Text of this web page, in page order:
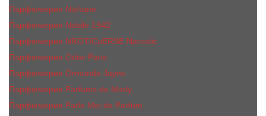
Парфюмерия Nishane
Парфюмерия Nobile 1942
Парфюмерия NROTICuERSE Narcotic
Парфюмерия Orlov Paris
Парфюмерия Ormonde Jayne
Парфюмерия Parfums de Marly
Парфюмерия Parle Moi de Parfum